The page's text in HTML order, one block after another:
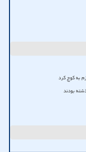
به کوچ کرد
بودند